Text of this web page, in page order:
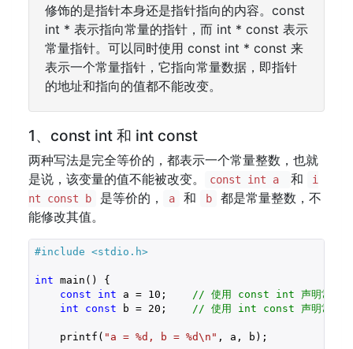
修饰的是指针本身还是指针指向的内容。const
int * 表示指向常量的指针，而 int * const 表示
常量指针。可以同时使用 const int * const 来
表示一个常量指针，它指向常量数据，即指针
的地址和指向的值都不能改变。
1、const int 和 int const
两种写法是完全等价的，都表示一个常量整数，也就
是说，该变量的值不能被改变。
const int a 和
i
nt const b
是等价的， a 和 b
都是常量整数，不
能修改其值。
#include <stdio.h>
int main() {
const
int a = 10 ;
// 使用 const int 声明常量整
int
const b = 20 ; // 使用 int const 声明常量整
    printf(
"a = %d, b = %d\n" , a, b);